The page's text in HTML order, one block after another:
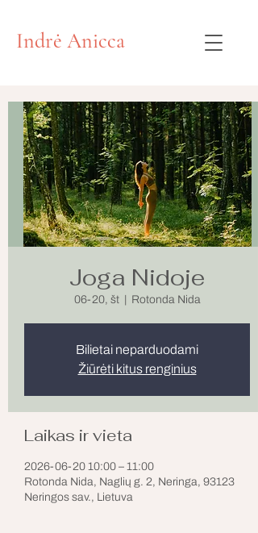
Indrė Anicca
Joga Nidoje
06-20, št
  |
Rotonda Nida
Bilietai neparduodami
Žiūrėti kitus renginius
Laikas ir vieta
2026-06-20 10:00 – 11:00
Rotonda Nida, Naglių g. 2, Neringa, 93123
Neringos sav., Lietuva